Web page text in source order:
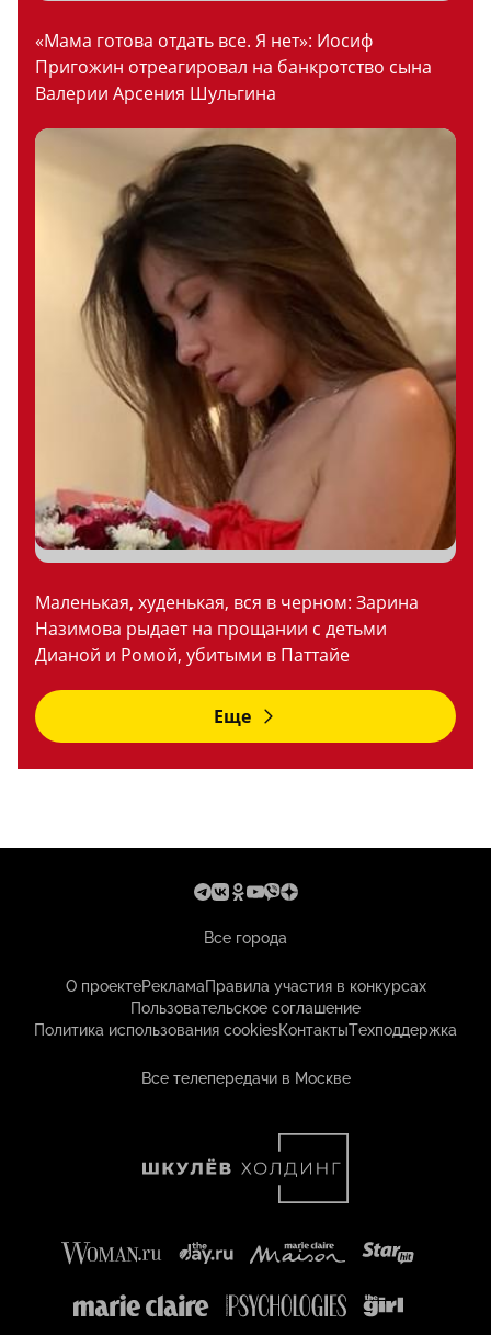
«Мама готова отдать все. Я нет»: Иосиф
Пригожин отреагировал на банкротство сына
Валерии Арсения Шульгина
Маленькая, худенькая, вся в черном: Зарина
Назимова рыдает на прощании с детьми
Дианой и Ромой, убитыми в Паттайе
Еще
Все города
О проектеРекламаПравила участия в конкурсах
Пользовательское соглашение
Политика использования cookiesКонтактыТехподдержка
Все телепередачи в Москве